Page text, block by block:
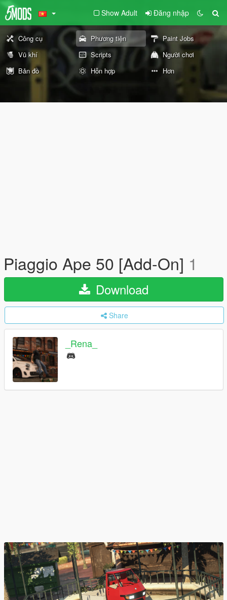
Show Adult Đăng nhập
Công cụ Phương tiện
Paint Jobs
Vũ khí
Scripts
Người chơi
Bản đồ
Hỗn hợp Hơn
Piaggio Ape 50 [Add-On] 1
Download
Share
_Rena_